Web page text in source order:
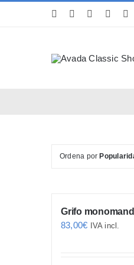
Ordena por
Grifo
83,00€ IVA incl.